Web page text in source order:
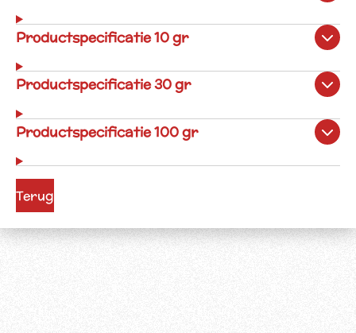
Productspecificatie 10 gr
Productspecificatie 30 gr
Productspecificatie 100 gr
Terug